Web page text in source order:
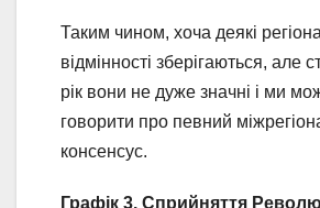
Таким чином, хоча деякі
відмінності зберігаються, але
рік вони не дуже значні і ми
говорити про певний
консенсус.
Графік 3. Сприйняття